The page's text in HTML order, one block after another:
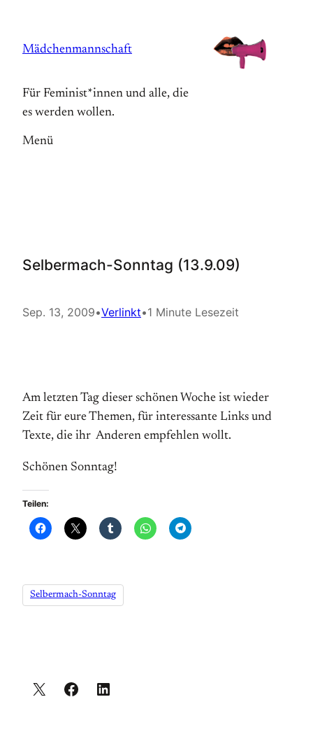
springen
Mädchenmannschaft
Für Feminist*innen und alle, die
es werden wollen.
Menü
Selbermach-Sonntag (13.9.09)
Sep. 13, 2009•Verlinkt•1 Minute Lesezeit
Am letzten Tag dieser schönen Woche ist wieder
Zeit für eure Themen, für interessante Links und
Texte, die ihr Anderen empfehlen wollt.
Schönen Sonntag!
Teilen:
Selbermach-Sonntag